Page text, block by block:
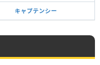
キャプテンシー